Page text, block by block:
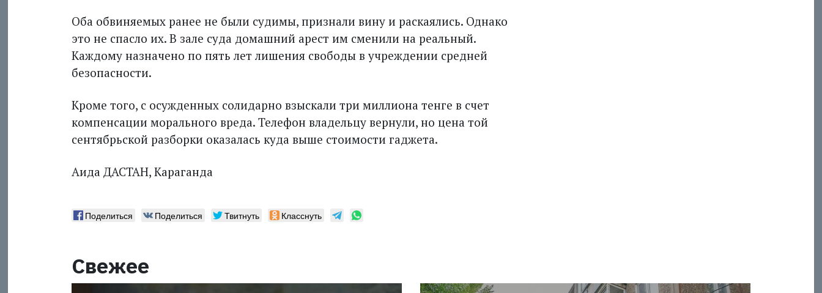
Оба обвиняемых ранее не были судимы, признали вину и раскаялись. Однако
это не спасло их. В зале суда домашний арест им сменили на реальный.
Каждому назначено по пять лет лишения свободы в учреждении средней
безопасности.
Кроме того, с осужденных солидарно взыскали три миллиона тенге в счет
компенсации морального вреда. Телефон владельцу вернули, но цена той
сентябрьской разборки оказалась куда выше стоимости гаджета.
Аида ДАСТАН, Караганда
Поделиться Поделиться Твитнуть Класснуть
Свежее